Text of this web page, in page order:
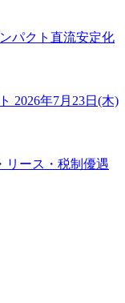
パクト直流安定化
2026年7月23日(木)
リース・税制優遇